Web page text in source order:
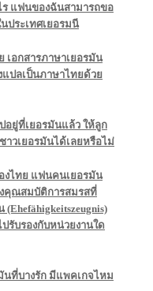
ร แฟนของฉันสามารถขอ
ประเทศเยอรมนี
เอกสารภาษาเยอรมัน
ปลเป็นภาษาไทยด้วย
ยู่ที่เยอรมันแล้ว ให้ลูก
าวเยอรมันได้เลยหรือไม่
งไทย แฟนคนเยอรมัน
คุณสมบัติการสมรสที่
รับรองกับหน่วยงานใด
นที่บางรัก มีแพคเกจไหม